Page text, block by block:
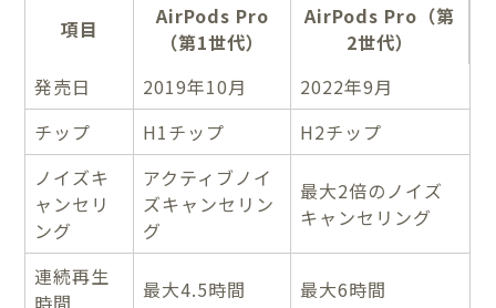
項目
AirPods Pro
（第1世代）
AirPods Pro（第
2世代）
発売日
2019年10月
2022年9月
チップ
H1チップ
H2チップ
ノイズキ
ャンセリ
ング
アクティブノイ
ズキャンセリン
グ
最大2倍のノイズ
キャンセリング
連続再生
時間
最大4.5時間 最大6時間